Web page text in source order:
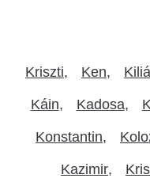
Kriszti Ken
Káin Kadosa
Konstantin
Kazimir